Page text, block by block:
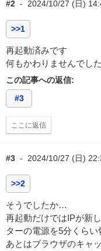
#2 - 2024/10/27 (日)
>>1
再起動済みです
何もかわりませんでした
この記事への返信:
#3
ここに返信
#3 - 2024/10/27 (日)
>>2
そうでしたか…
再起動だけではIPが新
ターの電源を5分くらい
あとはブラウザのキャ